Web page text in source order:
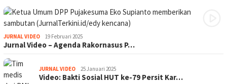
JURNAL VIDEO 19 Februari 2025
Jurnal Video – Agenda Rakornasus P…
JURNAL VIDEO 25 Januari 2025
Video: Bakti Sosial HUT ke-79 Persit Kar…